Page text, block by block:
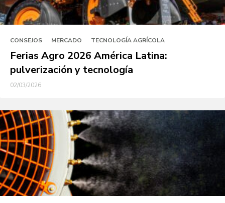
CONSEJOS MERCADO TECNOLOGÍA AGRÍCOLA
Ferias Agro 2026 América Latina:
pulverización y tecnología
02/03/2026